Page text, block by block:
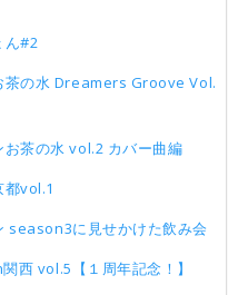
ん#2
茶の水 Dreamers Groove Vol.
茶の水 vol.2 カバー曲編
都vol.1
season3に見せかけた飲み会
西 vol.5【１周年記念！】